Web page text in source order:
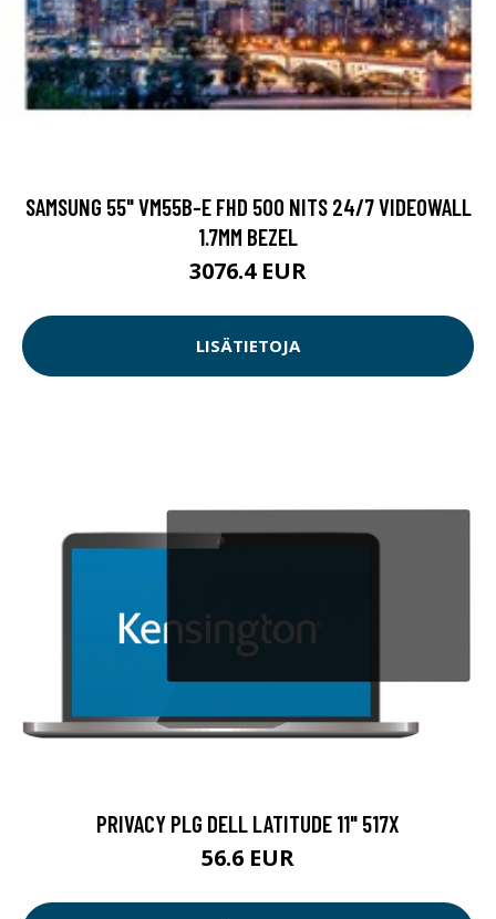
SAMSUNG 55" VM55B-E FHD 500 NITS 24/7 VIDEOWALL
1.7MM BEZEL
3076.4 EUR
LISÄTIETOJA
PRIVACY PLG DELL LATITUDE 11" 517X
56.6 EUR